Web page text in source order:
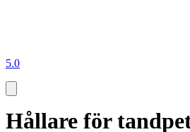
5.0
Hållare för